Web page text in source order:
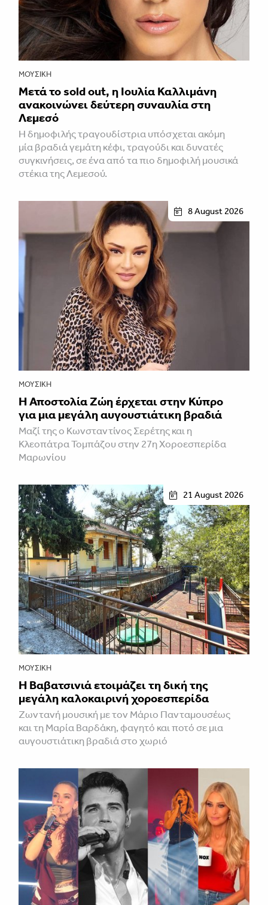
ΜΟΥΣΙΚΉ
Μετά το sold out, η Ιουλία Καλλιμάνη
ανακοινώνει δεύτερη συναυλία στη
Λεμεσό
H δημοφιλής τραγουδίστρια υπόσχεται ακόμη
μία βραδιά γεμάτη κέφι, τραγούδι και δυνατές
συγκινήσεις, σε ένα από τα πιο δημοφιλή μουσικά
στέκια της Λεμεσού.
8 August 2026
ΜΟΥΣΙΚΉ
Η Αποστολία Ζώη έρχεται στην Κύπρο
για μια μεγάλη αυγουστιάτικη βραδιά
Μαζί της ο Κωνσταντίνος Σερέτης και η
Κλεοπάτρα Τομπάζου στην 27η Χοροεσπερίδα
Μαρωνίου
21 August 2026
ΜΟΥΣΙΚΉ
Η Βαβατσινιά ετοιμάζει τη δική της
μεγάλη καλοκαιρινή χοροεσπερίδα
Ζωντανή μουσική με τον Μάριο Πανταμουσέως
και τη Μαρία Βαρδάκη, φαγητό και ποτό σε μια
αυγουστιάτικη βραδιά στο χωριό